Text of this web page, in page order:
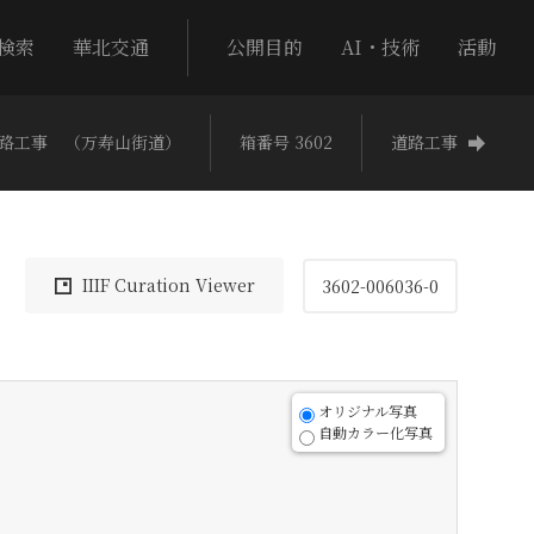
索 華北交通 公開目的 AI・技術 活動
工事 （万寿山街道） 箱番号 3602 道路工事
IIIF Curation Viewer 3602-006036-0
オリジナル写真
自動カラー化写真